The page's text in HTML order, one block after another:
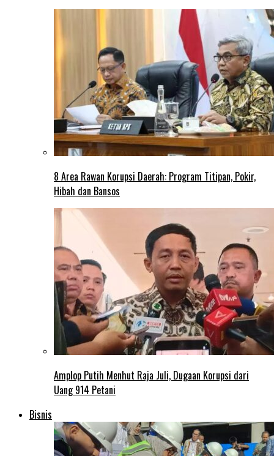
8 Area Rawan Korupsi Daerah: Program Titipan, Pokir,
Hibah dan Bansos
Amplop Putih Menhut Raja Juli, Dugaan Korupsi dari
Uang 914 Petani
Bisnis